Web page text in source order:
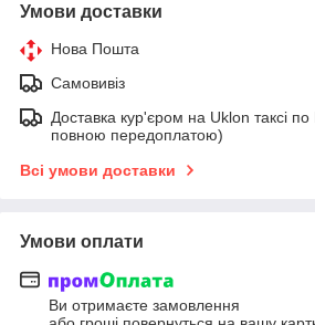
Умови доставки
Нова Пошта
Самовивіз
Доставка кур'єром на Uklon таксі по
повною передоплатою)
Всі умови доставки
Умови оплати
Ви отримаєте замовлення